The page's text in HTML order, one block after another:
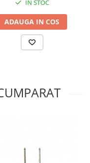
IN STOC
ADAUGA IN COS